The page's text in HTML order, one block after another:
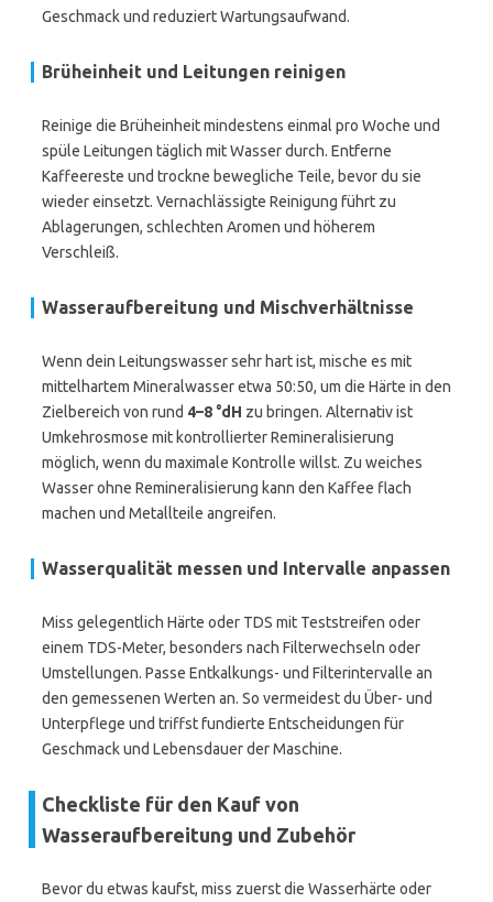
Geschmack und reduziert Wartungsaufwand.
Brüheinheit und Leitungen reinigen
Reinige die Brüheinheit mindestens einmal pro Woche und
spüle Leitungen täglich mit Wasser durch. Entferne
Kaffeereste und trockne bewegliche Teile, bevor du sie
wieder einsetzt. Vernachlässigte Reinigung führt zu
Ablagerungen, schlechten Aromen und höherem
Verschleiß.
Wasseraufbereitung und Mischverhältnisse
Wenn dein Leitungswasser sehr hart ist, mische es mit
mittelhartem Mineralwasser etwa 50:50, um die Härte in den
Zielbereich von rund 4–8 °dH zu bringen. Alternativ ist
Umkehrosmose mit kontrollierter Remineralisierung
möglich, wenn du maximale Kontrolle willst. Zu weiches
Wasser ohne Remineralisierung kann den Kaffee flach
machen und Metallteile angreifen.
Wasserqualität messen und Intervalle anpassen
Miss gelegentlich Härte oder TDS mit Teststreifen oder
einem TDS-Meter, besonders nach Filterwechseln oder
Umstellungen. Passe Entkalkungs- und Filterintervalle an
den gemessenen Werten an. So vermeidest du Über- und
Unterpflege und triffst fundierte Entscheidungen für
Geschmack und Lebensdauer der Maschine.
Checkliste für den Kauf von
Wasseraufbereitung und Zubehör
Bevor du etwas kaufst, miss zuerst die Wasserhärte oder